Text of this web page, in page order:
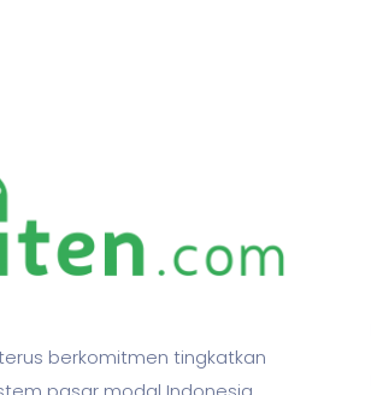
berkomitmen tingkatkan